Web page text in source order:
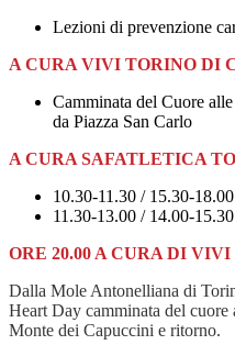
Lezioni di prevenzione
A CURA VIVI TORINO DI
Camminata del Cuore
da Piazza San Carlo
A CURA SAFATLETICA
10.30-11.30 / 15.30-
11.30-13.00 / 14.00-
ORE 20.00 A CURA DI
Dalla Mole Antonelliana di
Heart Day camminata del
Monte dei Capuccini e ritorno.